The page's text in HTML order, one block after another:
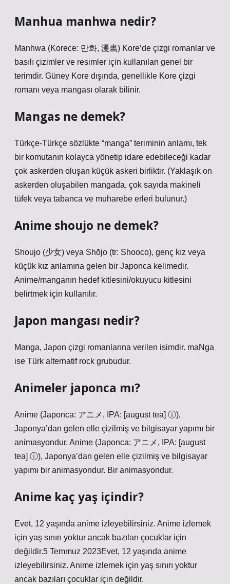
Manhua manhwa nedir?
Manhwa (Korece: 만화, 漫畵) Kore’de çizgi romanlar ve
basılı çizimler ve resimler için kullanılan genel bir
terimdir. Güney Kore dışında, genellikle Kore çizgi
romanı veya mangası olarak bilinir.
Mangas ne demek?
Türkçe-Türkçe sözlükte “manga” teriminin anlamı, tek
bir komutanın kolayca yönetip idare edebileceği kadar
çok askerden oluşan küçük askeri birliktir. (Yaklaşık on
askerden oluşabilen mangada, çok sayıda makineli
tüfek veya tabanca ve muharebe erleri bulunur.)
Anime shoujo ne demek?
Shoujo (少女) veya Shōjo (tr: Shooco), genç kız veya
küçük kız anlamına gelen bir Japonca kelimedir.
Anime/manganın hedef kitlesini/okuyucu kitlesini
belirtmek için kullanılır.
Japon mangası nedir?
Manga, Japon çizgi romanlarına verilen isimdir. maNga
ise Türk alternatif rock grubudur.
Animeler japonca mı?
Anime (Japonca: アニメ, IPA: [august tea] ⓘ),
Japonya’dan gelen elle çizilmiş ve bilgisayar yapımı bir
animasyondur. Anime (Japonca: アニメ, IPA: [august
tea] ⓘ), Japonya’dan gelen elle çizilmiş ve bilgisayar
yapımı bir animasyondur. Bir animasyondur.
Anime kaç yaş içindir?
Evet, 12 yaşında anime izleyebilirsiniz. Anime izlemek
için yaş sınırı yoktur ancak bazıları çocuklar için
değildir.5 Temmuz 2023Evet, 12 yaşında anime
izleyebilirsiniz. Anime izlemek için yaş sınırı yoktur
ancak bazıları çocuklar için değildir.